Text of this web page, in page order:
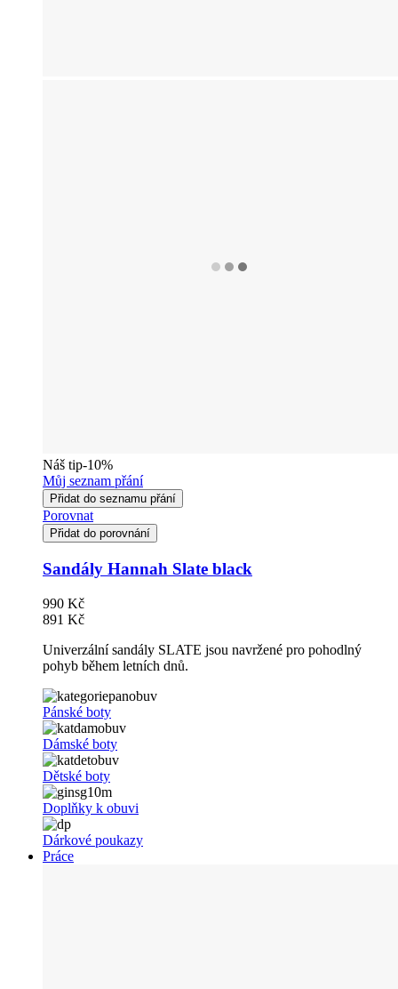
Náš tip-10%
Můj seznam přání
Přidat do seznamu přání
Porovnat
Přidat do porovnání
Sandály Hannah Slate black
990 Kč
891 Kč
Univerzální sandály SLATE jsou navržené pro pohodlný
pohyb během letních dnů.
Pánské boty
Dámské boty
Dětské boty
Doplňky k obuvi
Dárkové poukazy
Práce